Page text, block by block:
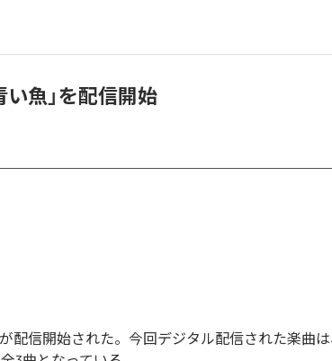
い魚」を配信開始
配信開始された。今回デジタル配信された楽曲は